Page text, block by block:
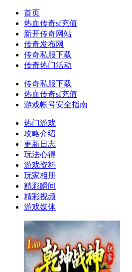
首页
热血传奇sf充值
新开传奇网站
传奇发布网
传奇私服下载
传奇热门活动
传奇私服下载
热血传奇sf充值
游戏帐号安全指南
热门游戏
攻略介绍
更新日志
玩法心得
游戏资料
玩家相册
精彩瞬间
精彩视频
游戏媒体